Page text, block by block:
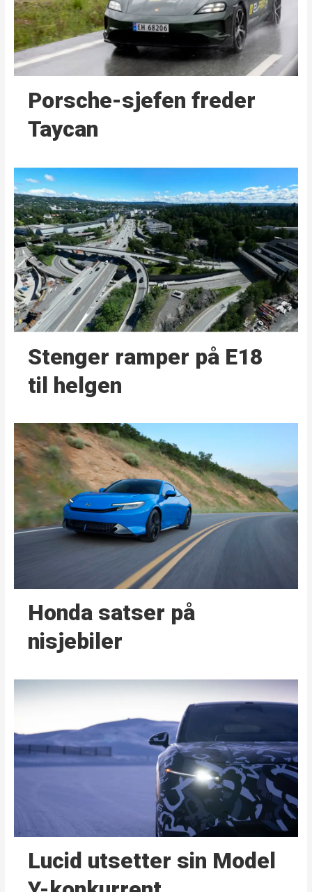
Porsche-sjefen freder
Taycan
Stenger ramper på E18
til helgen
Honda satser på
nisjebiler
Lucid utsetter sin Model